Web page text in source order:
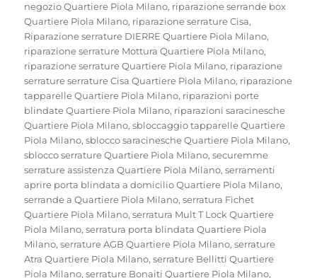
negozio Quartiere Piola Milano, riparazione serrande box
Quartiere Piola Milano, riparazione serrature Cisa,
Riparazione serrature DIERRE Quartiere Piola Milano,
riparazione serrature Mottura Quartiere Piola Milano,
riparazione serrature Quartiere Piola Milano, riparazione
serrature serrature Cisa Quartiere Piola Milano, riparazione
tapparelle Quartiere Piola Milano, riparazioni porte
blindate Quartiere Piola Milano, riparazioni saracinesche
Quartiere Piola Milano,sbloccaggio tapparelle Quartiere
Piola Milano,sblocco saracinesche Quartiere Piola Milano,
sblocco serrature Quartiere Piola Milano,securemme
serrature assistenza Quartiere Piola Milano,serramenti
aprire porta blindata a domicilio Quartiere Piola Milano,
serrande a Quartiere Piola Milano,serratura Fichet
Quartiere Piola Milano,serratura Mult T Lock Quartiere
Piola Milano,serratura porta blindata Quartiere Piola
Milano,serrature AGB Quartiere Piola Milano,serrature
Atra Quartiere Piola Milano,serrature Bellitti Quartiere
Piola Milano,serrature Bonaiti Quartiere Piola Milano,